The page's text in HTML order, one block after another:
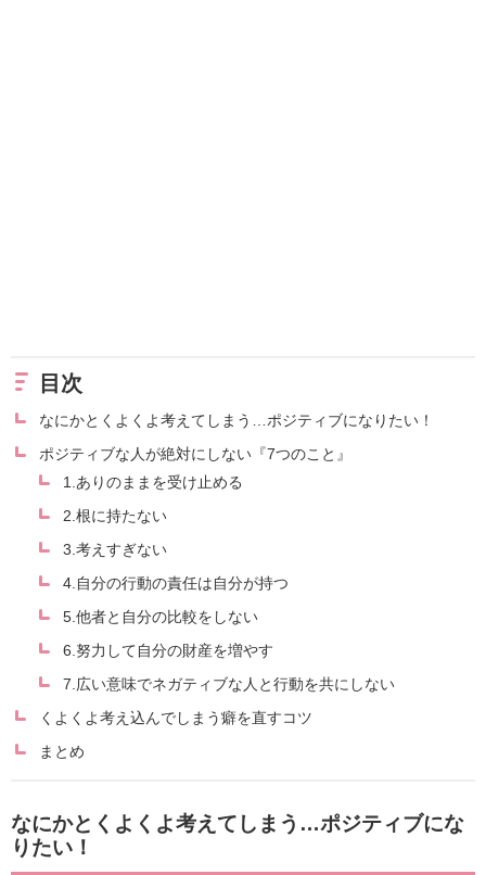
目次
なにかとくよくよ考えてしまう…ポジティブになりたい！
ポジティブな人が絶対にしない『7つのこと』
1.ありのままを受け止める
2.根に持たない
3.考えすぎない
4.自分の行動の責任は自分が持つ
5.他者と自分の比較をしない
6.努力して自分の財産を増やす
7.広い意味でネガティブな人と行動を共にしない
くよくよ考え込んでしまう癖を直すコツ
まとめ
なにかとくよくよ考えてしまう…ポジティブにな
りたい！